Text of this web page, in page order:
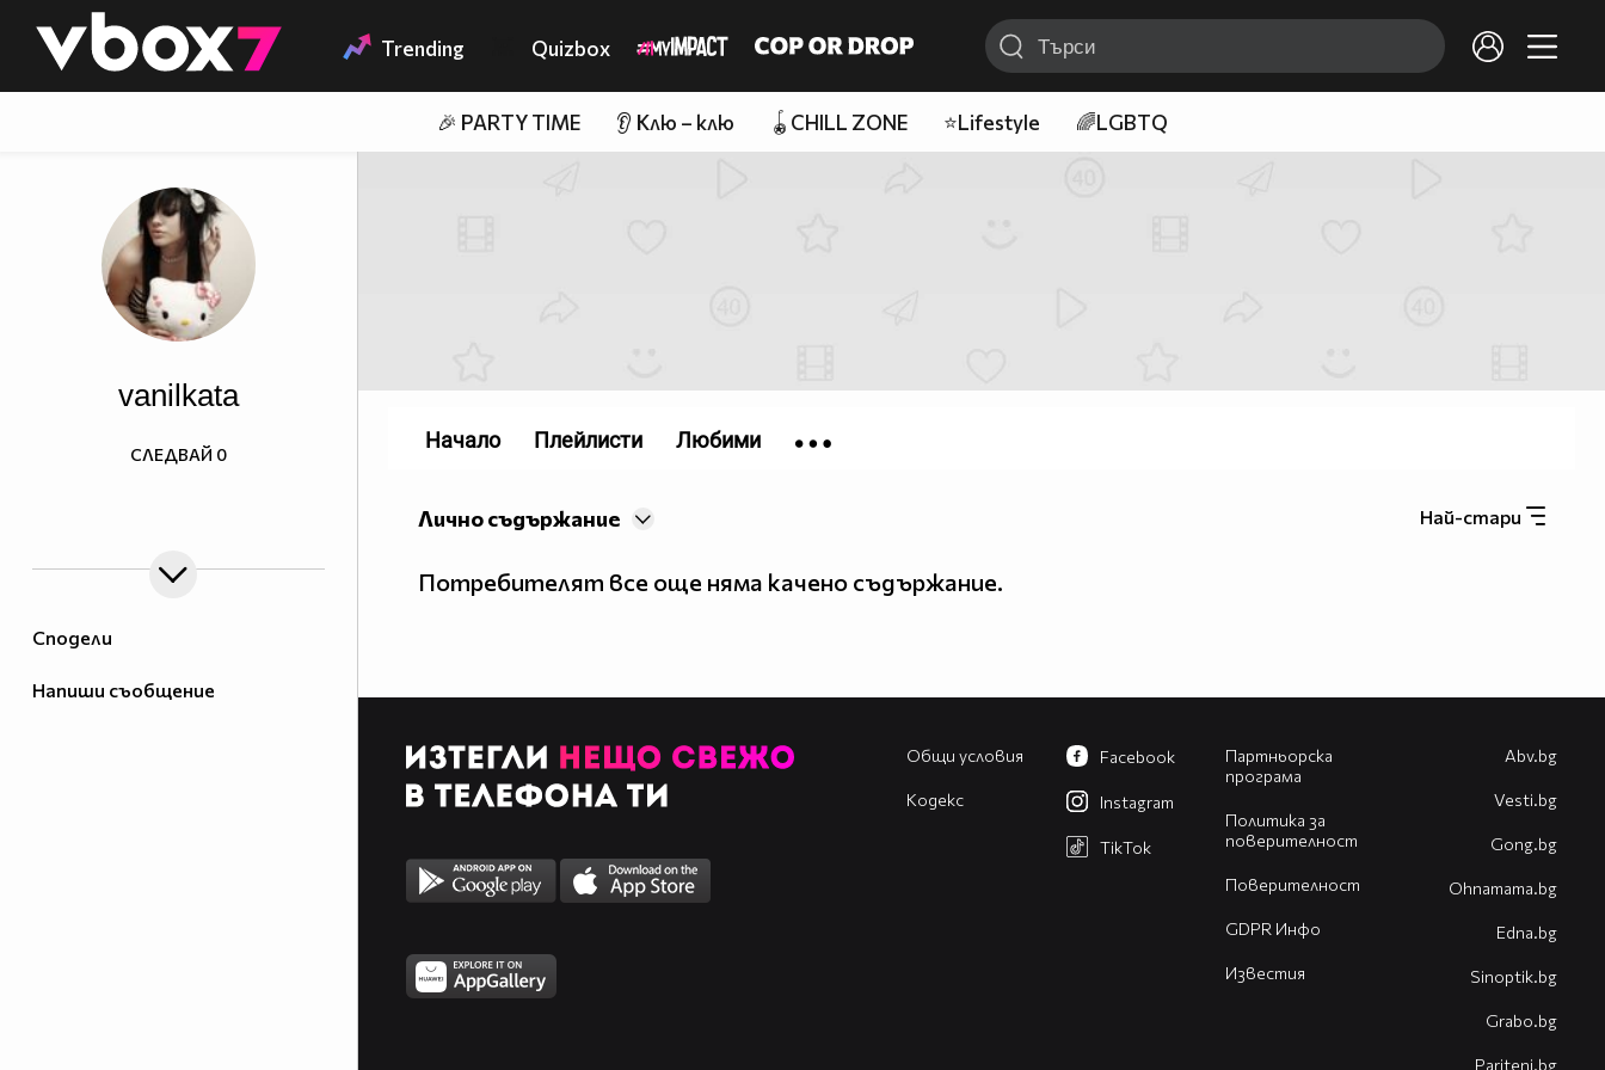
👾 Trending Quizbox
🎉 PARTY TIME 👂 Клю – клю 🪀CHILL ZONE ⭐Lifestyle 🌈LGBTQ
Сподели
Напиши съобщение
vanilkata
СЛЕДВАЙ 0
Най-стари
Лично съдържание
Потребителят все още няма качено съдържание.
Начало Плейлисти Любими
Общи условия
Кодекс
Партньорска
програма
Политика за
поверителност
Поверителност
GDPR Инфо
Известия
Facebook
Instagram
TikTok
Abv.bg
Vesti.bg
Gong.bg
Оhnamama.bg
Edna.bg
Sinoptik.bg
Grabo.bg
Pariteni.bg